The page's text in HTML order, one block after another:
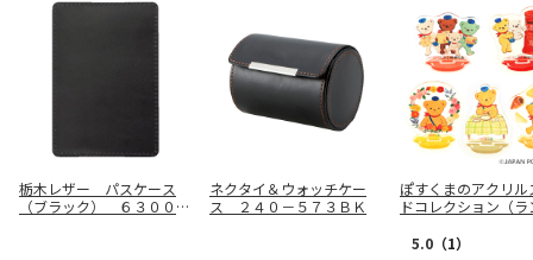
栃木レザー パスケース
（ブラック） ６３０００
ネクタイ＆ウォッチケー
ス ２４０－５７３ＢＫ
ぽすくまのアクリル
ドコレクション（
5.0 （1）